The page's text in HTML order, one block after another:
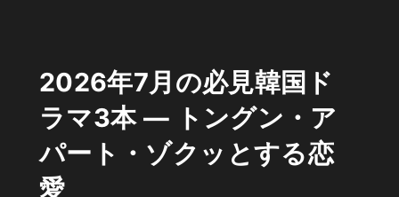
2026年7月の必見韓国ド
ラマ3本 — トングン・ア
パート・ゾクッとする恋
愛